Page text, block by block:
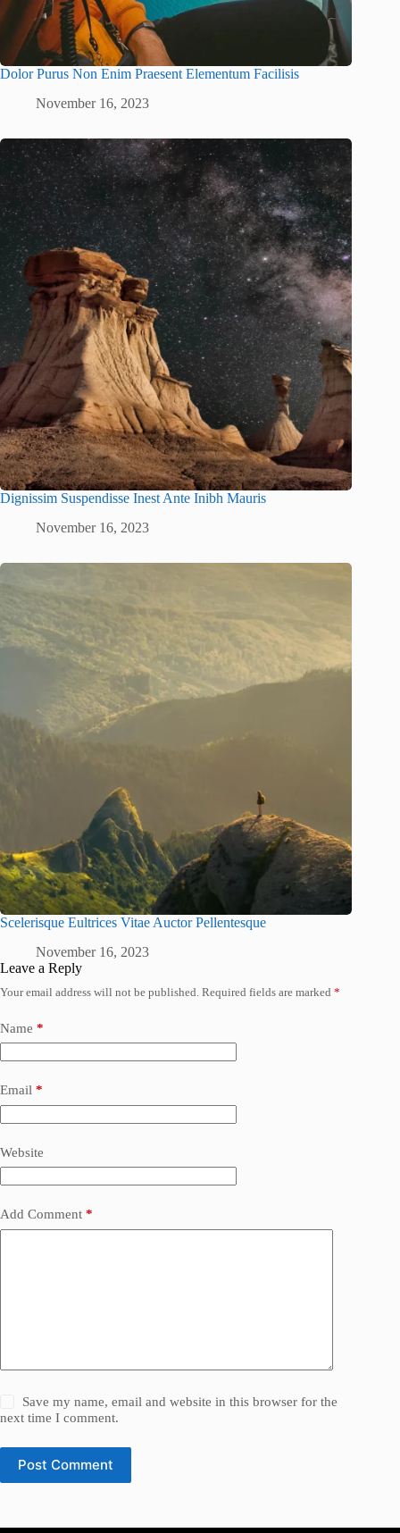
Dolor Purus Non Enim Praesent Elementum Facilisis
November 16, 2023
Dignissim Suspendisse Inest Ante Inibh Mauris
November 16, 2023
Scelerisque Eultrices Vitae Auctor Pellentesque
November 16, 2023
Leave a Reply
Your email address will not be published. Required fields are marked *
Name *
Email *
Website
Add Comment *
Save my name, email and website in this browser for the
next time I comment.
Post Comment